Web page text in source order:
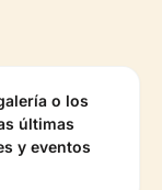
o los
últimas
y eventos